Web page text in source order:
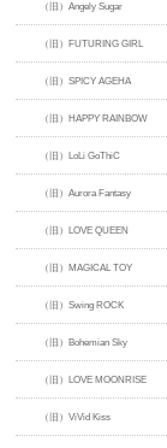
（旧）Angely Sugar
（旧）FUTURING GIRL
（旧）SPICY AGEHA
（旧）HAPPY RAINBOW
（旧）LoLi GoThiC
（旧）Aurora Fantasy
（旧）LOVE QUEEN
（旧）MAGICAL TOY
（旧）Swing ROCK
（旧）Bohemian Sky
（旧）LOVE MOONRISE
（旧）ViVid Kiss